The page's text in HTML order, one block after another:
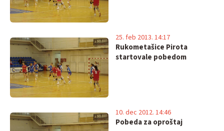
Rukometašice Pirota
startovale pobedom
25. feb 2013. 14:17
Pobeda za oproštaj
10. dec 2012. 14:46